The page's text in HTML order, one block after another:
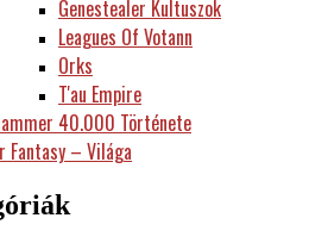
Genestealer Kultuszok
Leagues Of Votann
Orks
T'au Empire
40.000 Története
Fantasy – Világa